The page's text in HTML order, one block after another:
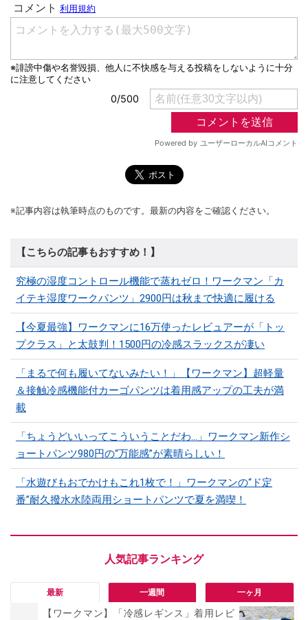
※記事内容は執筆時点のものです。最新の内容をご確認ください。
【こちらの記事もおすすめ！】
究極の湿度コントロール機能で蒸れゼロ！ワークマン「カ
イテキ湿度ワークパンツ」2900円は秋まで快適に履ける
【今夏最強】ワークマンに16万使ったレビュアーが「トッ
プクラス」と太鼓判！1500円の冷感スラックスが凄い
「まるで何も履いてないみたい！」【ワークマン】超軽量
＆接触冷感機能付カーゴパンツは着用感アップの工夫が満
載
「ちょうどいいってこういうことだわ...」ワークマン新作シ
ョートパンツ980円の“万能感”が素晴らしい！
「水遊びもおでかけもこれ1枚で！」ワークマンの“ド定
番”耐久撥水水陸両用ショートパンツで夏を満喫！
最新 一週間 一ヶ月
【ワークマン】「冷感レギンス」着用レビ